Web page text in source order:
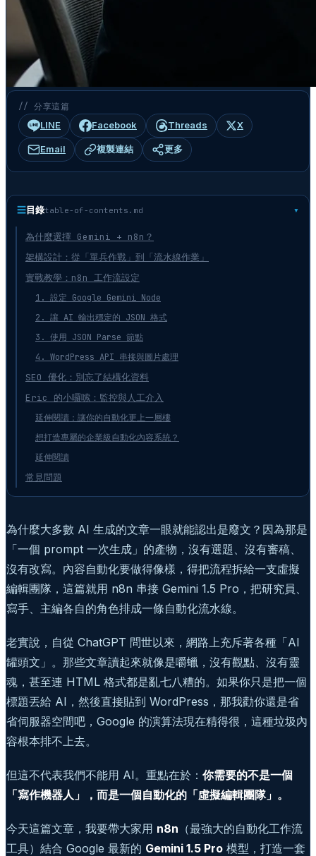
// 分享這篇
LINE Facebook Threads X
Email 複製連結 更多
☰目錄table-of-contents.md
為什麼選擇 Gemini + n8n？
架構設計：從「單兵作戰」到「流水線作業」
實戰教學：n8n 工作流設定
1. 設定 Google Gemini Node
2. 讓 AI 輸出穩定的 JSON 格式
3. 使用 JSON Parse 節點
4. WordPress API 串接與圖片處理
SEO 優化：別忘了結構化資料
Eric 的小囉嗦：監控與人工介入
延伸閱讀：讓你的自動化更上一層樓
想打造專屬的企業級自動化內容系統？
延伸閱讀
常見問題
為什麼大多數 AI 生成的文章一眼就能認出是廢文？因為那是
「一個 prompt 一次生成」的產物，沒有選題、沒有審稿、
沒有改寫。內容自動化要做得像樣，得把流程拆給一支虛擬
編輯團隊，這篇就用 n8n 串接 Gemini 1.5 Pro，把研究員、
寫手、主編各自的角色排成一條自動化流水線。
老實說，自從 ChatGPT 問世以來，網路上充斥著各種「AI
罐頭文」。那些文章讀起來就像是嚼蠟，沒有觀點、沒有靈
魂，甚至連 HTML 格式都是亂七八糟的。如果你只是把一個
標題丟給 AI，然後直接貼到 WordPress，那我勸你還是省
省伺服器空間吧，Google 的演算法現在精得很，這種垃圾內
容根本排不上去。
但這不代表我們不能用 AI。重點在於： 你需要的不是一個
「寫作機器人」，而是一個自動化的「虛擬編輯團隊」。
今天這篇文章，我要帶大家用 n8n （最強大的自動化工作流
工具）結合 Google 最新的 Gemini 1.5 Pro 模型，打造一套